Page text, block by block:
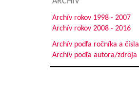
Archív rokov 1998 - 2007
Archív rokov 2008 - 2016
Archív podľa ročníka a čísla
Archív podľa autora/zdroja